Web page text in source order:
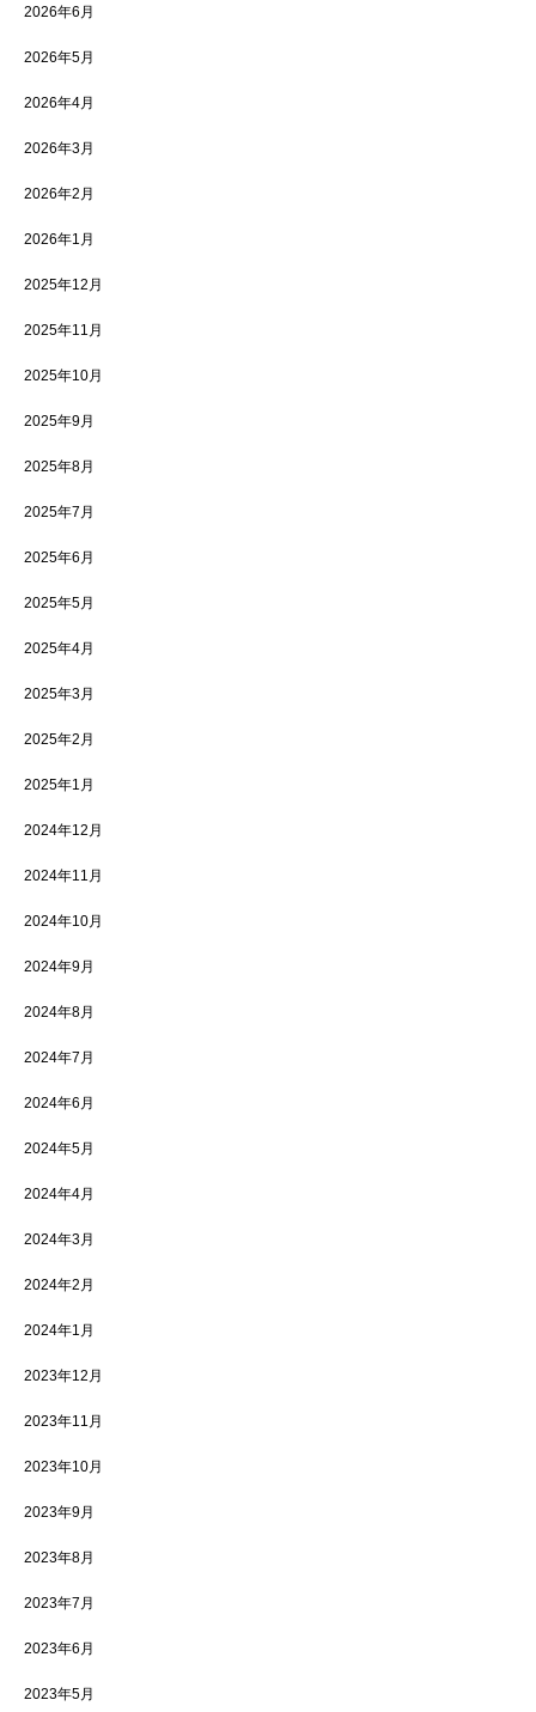
2026年6月
2026年5月
2026年4月
2026年3月
2026年2月
2026年1月
2025年12月
2025年11月
2025年10月
2025年9月
2025年8月
2025年7月
2025年6月
2025年5月
2025年4月
2025年3月
2025年2月
2025年1月
2024年12月
2024年11月
2024年10月
2024年9月
2024年8月
2024年7月
2024年6月
2024年5月
2024年4月
2024年3月
2024年2月
2024年1月
2023年12月
2023年11月
2023年10月
2023年9月
2023年8月
2023年7月
2023年6月
2023年5月